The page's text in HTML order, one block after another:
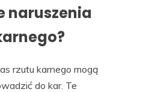
naruszenia
rzutu karnego mogą
do kar. Te